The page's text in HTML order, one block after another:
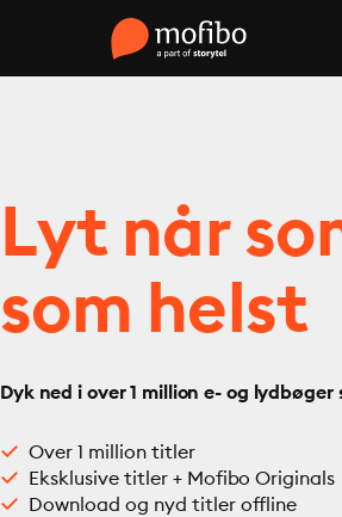
Lyt når
som helst
Dyk ned i over 1 million e- og
Over 1 million titler
Eksklusive titler + Mofibo Originals
Download og nyd titler offline